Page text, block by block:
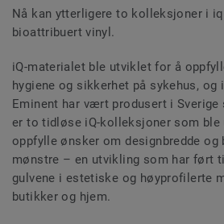
Nå kan ytterligere to kolleksjoner i
bioattribuert vinyl.
iQ-materialet ble utviklet for å
hygiene og sikkerhet på sykehus, og
Eminent har vært produsert i Sverige
er to tidløse iQ-kolleksjoner som
oppfylle ønsker om designbredde og
mønstre – en utvikling som har ført
gulvene i estetiske og høyprofilerte
butikker og hjem.